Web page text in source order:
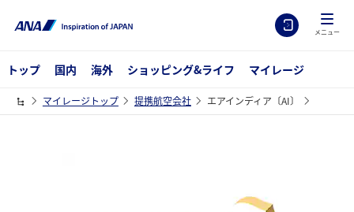
メニュー
トップ 国内 海外 ショッピング&ライフ マイレージ
マイレージトップ 提携航空会社 エアインディア〔AI〕